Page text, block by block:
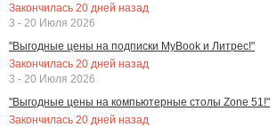
Закончилась 20 дней назад
3 - 20 Июля 2026
"Выгодные цены на подписки MyBook и Литрес!"
Закончилась 20 дней назад
3 - 20 Июля 2026
"Выгодные цены на компьютерные столы Zone 51!"
Закончилась 20 дней назад